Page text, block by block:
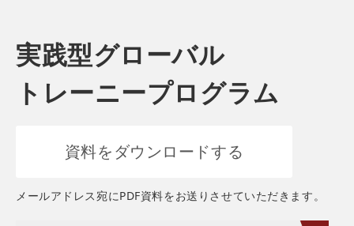
実践型グローバル
トレーニープログラム
資料をダウンロードする
メールアドレス宛にPDF資料をお送りさせていただきます。